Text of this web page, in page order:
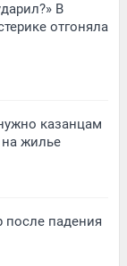
В
отгоняла
казанцам
на жилье
после падения